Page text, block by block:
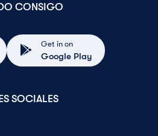
CONSIGO
Get in on
Google Play
SOCIALES